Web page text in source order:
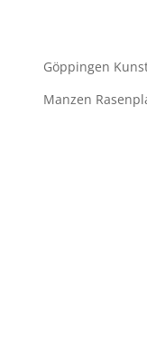
Göppingen
Manzen